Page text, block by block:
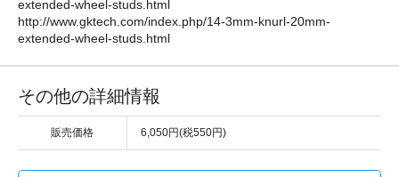
extended-wheel-studs.html
http://www.gktech.com/index.php/14-3mm-knurl-20mm-
extended-wheel-studs.html
その他の詳細情報
販売価格 6,050円(税550円)